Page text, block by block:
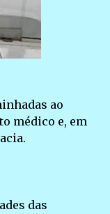
ao
médico e, em
das